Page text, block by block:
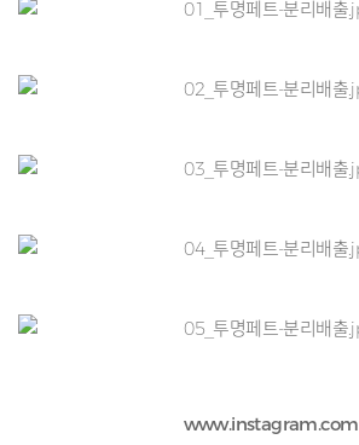
www.instagram.com